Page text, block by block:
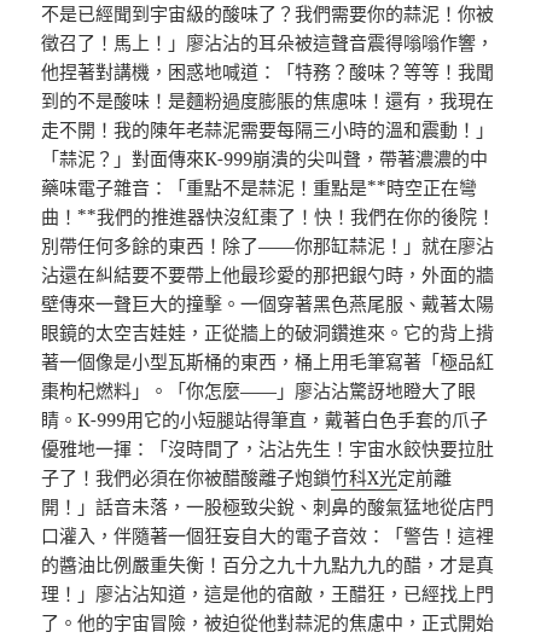
不是已經聞到宇宙級的酸味了？我們需要你的蒜泥！你被
徵召了！馬上！」廖沾沾的耳朵被這聲音震得嗡嗡作響，
他捏著對講機，困惑地喊道：「特務？酸味？等等！我聞
到的不是酸味！是麵粉過度膨脹的焦慮味！還有，我現在
走不開！我的陳年老蒜泥需要每隔三小時的溫和震動！」
「蒜泥？」對面傳來K-999崩潰的尖叫聲，帶著濃濃的中
藥味電子雜音：「重點不是蒜泥！重點是**時空正在彎
曲！**我們的推進器快沒紅棗了！快！我們在你的後院！
別帶任何多餘的東西！除了——你那缸蒜泥！」就在廖沾
沾還在糾結要不要帶上他最珍愛的那把銀勺時，外面的牆
壁傳來一聲巨大的撞擊。一個穿著黑色燕尾服、戴著太陽
眼鏡的太空吉娃娃，正從牆上的破洞鑽進來。它的背上揹
著一個像是小型瓦斯桶的東西，桶上用毛筆寫著「極品紅
棗枸杞燃料」。「你怎麼——」廖沾沾驚訝地瞪大了眼
睛。K-999用它的小短腿站得筆直，戴著白色手套的爪子
優雅地一揮：「沒時間了，沾沾先生！宇宙水餃快要拉肚
子了！我們必須在你被醋酸離子炮鎖竹科X光定前離
開！」話音未落，一股極致尖銳、刺鼻的酸氣猛地從店門
口灌入，伴隨著一個狂妄自大的電子音效：「警告！這裡
的醬油比例嚴重失衡！百分之九十九點九九的醋，才是真
理！」廖沾沾知道，這是他的宿敵，王醋狂，已經找上門
了。他的宇宙冒險，被迫從他對蒜泥的焦慮中，正式開始